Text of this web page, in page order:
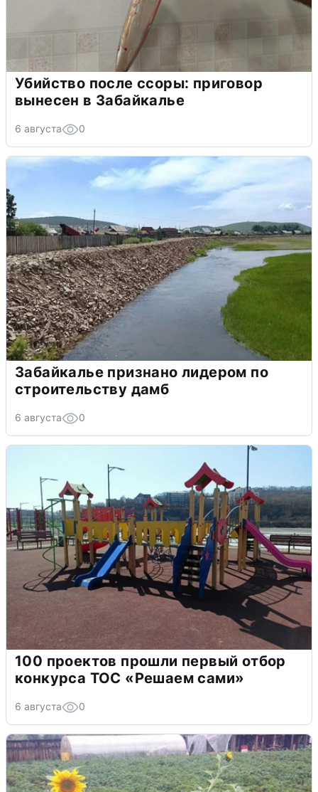
Убийство после ссоры: приговор
вынесен в Забайкалье
6 августа 0
Забайкалье признано лидером по
строительству дамб
6 августа 0
100 проектов прошли первый отбор
конкурса ТОС «Решаем сами»
6 августа 0